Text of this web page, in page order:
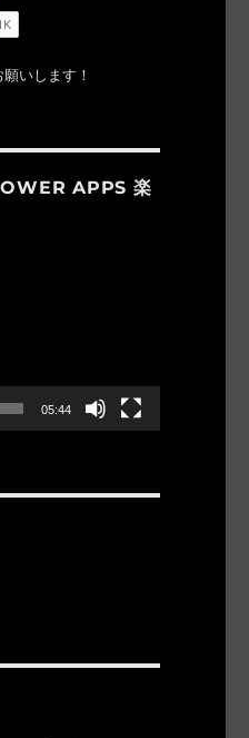
いします！
APPS 楽
05:44